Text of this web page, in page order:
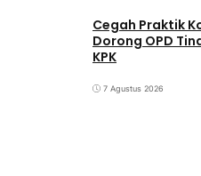
Cegah Praktik
Dorong OPD
KPK
7 Agustus 2026